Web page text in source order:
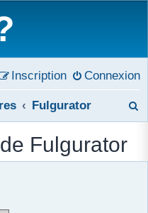
Connexion
Inscription
Fulgurator
Fulgurator